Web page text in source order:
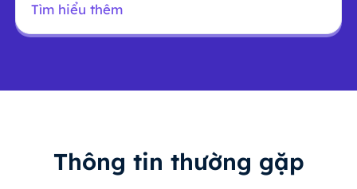
Tìm hiểu thêm
Thông tin thường gặp